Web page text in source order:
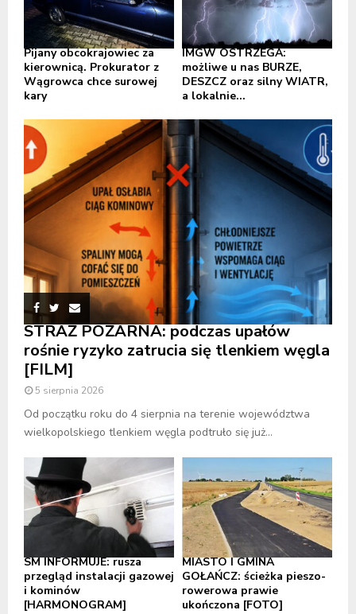
Pijany obcokrajowiec za
kierownicą. Prokurator z
Wągrowca chce surowej
kary
IMGW OSTRZEGA:
możliwe u nas BURZE,
DESZCZ oraz silny WIATR,
a lokalnie...
STRAŻ POŻARNA: podczas upałów
rośnie ryzyko zatrucia się tlenkiem węgla
[FILM]
5 sierpnia 2026
Od początku roku do 4 sierpnia na terenie województwa
wielkopolskiego tlenkiem węgla podtruło się już...
SM INFORMUJE: rusza
przegląd instalacji gazowej
i kominów
[HARMONOGRAM]
MIASTO I GMINA
GOŁAŃCZ: ścieżka pieszo-
rowerowa prawie
ukończona [FOTO]